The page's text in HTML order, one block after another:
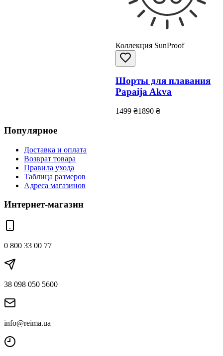
Коллекция SunProof
Шорты для плавания
Papaija Akva
1499 ₴1890 ₴
Популярное
Доставка и оплата
Возврат товара
Правила ухода
Таблица размеров
Адреса магазинов
Интернет-магазин
0 800 33 00 77
38 098 050 5600
info@reima.ua